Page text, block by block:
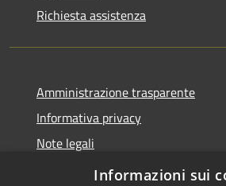
Richiesta assistenza
Amministrazione trasparente
Informativa privacy
Note legali
Dichiarazione di accessibilità
Informazioni sui